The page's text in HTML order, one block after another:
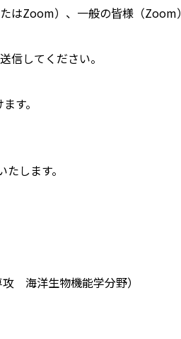
はZoom）、一般の皆様（Zoom）
信してください。
す。
します。
海洋生物機能学分野）